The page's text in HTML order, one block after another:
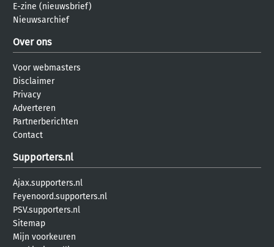
E-zine (nieuwsbrief)
Nieuwsarchief
Over ons
Voor webmasters
Disclaimer
Privacy
Adverteren
Partnerberichten
Contact
Supporters.nl
Ajax.supporters.nl
Feyenoord.supporters.nl
PSV.supporters.nl
Sitemap
Mijn voorkeuren